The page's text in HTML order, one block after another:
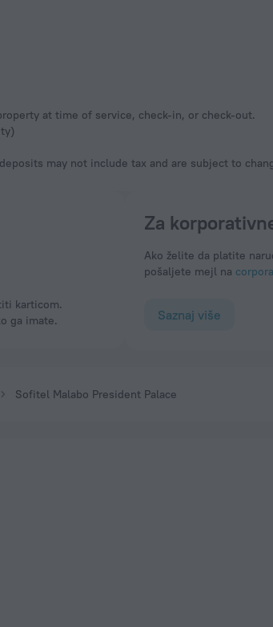
at time of service, check-in, or check-out.
may not include tax and are subject to
ga imate.
Za
Ako želite da platite
pošaljete mejl na
Saznaj više
Sofitel Malabo President Palace